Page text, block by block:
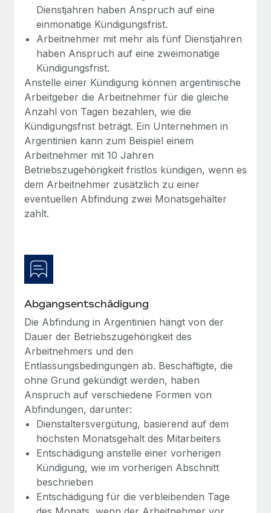
Mehr erfahren
Dienstjahren haben Anspruch auf eine
einmonatige Kündigungsfrist.
Arbeitnehmer mit mehr als fünf Dienstjahren
haben Anspruch auf eine zweimonatige
Kündigungsfrist.
Anstelle einer Kündigung können argentinische
Arbeitgeber die Arbeitnehmer für die gleiche
Anzahl von Tagen bezahlen, wie die
Kündigungsfrist beträgt. Ein Unternehmen in
Argentinien kann zum Beispiel einem
Arbeitnehmer mit 10 Jahren
Betriebszugehörigkeit fristlos kündigen, wenn es
dem Arbeitnehmer zusätzlich zu einer
eventuellen Abfindung zwei Monatsgehälter
zahlt.
Abgangsentschädigung
Die Abfindung in Argentinien hängt von der
Dauer der Betriebszugehörigkeit des
Arbeitnehmers und den
Entlassungsbedingungen ab. Beschäftigte, die
ohne Grund gekündigt werden, haben
Anspruch auf verschiedene Formen von
Abfindungen, darunter:
Dienstaltersvergütung, basierend auf dem
höchsten Monatsgehalt des Mitarbeiters
Entschädigung anstelle einer vorherigen
Kündigung, wie im vorherigen Abschnitt
beschrieben
Entschädigung für die verbleibenden Tage